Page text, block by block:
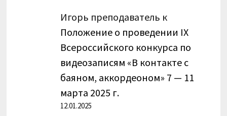
Игорь преподаватель к
Положение о проведении IX
Всероссийского конкурса по
видеозаписям «В контакте с
баяном, аккордеоном» 7 — 11
марта 2025 г.
12.01.2025